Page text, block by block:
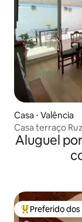
Casa ⋅ Valência
Casa terraço
Aluguel
Entre os
Preferido